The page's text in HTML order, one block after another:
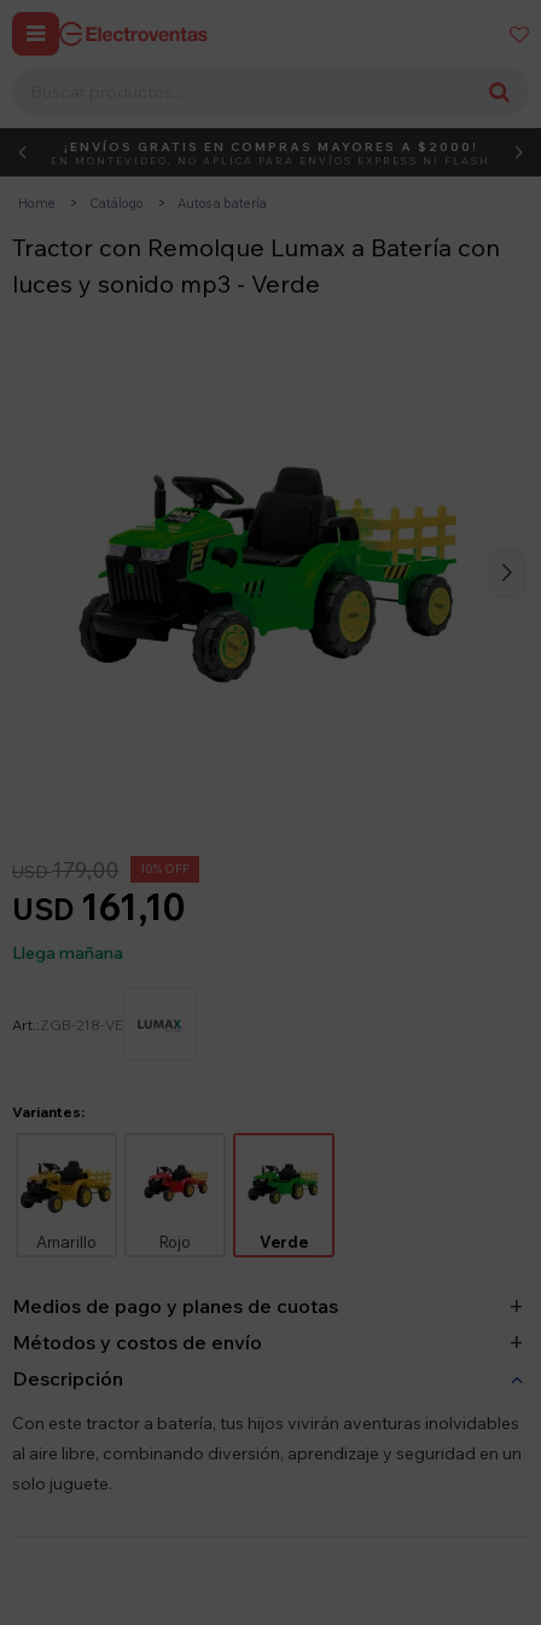
 
DEBUT ACTIVÁ EL CÓDIGO
¡ENVÍOS GRATIS EN COMPRAS MAYORES A $2000!
EN MONTEVIDEO, NO APLICA PARA ENVÍOS EXPRESS NI FLASH
Home Catálogo Autos a batería
Tractor con Remolque Lumax a Batería con
luces y sonido mp3 - Verde
USD 161,10
USD179,00 10
Llega mañana
ZGB-218-VE
Variantes:
Amarillo Rojo Verde
Medios de pago y planes de cuotas
Métodos y costos de envío
Descripción
Con este tractor a batería, tus hijos vivirán aventuras inolvidables
al aire libre, combinando diversión, aprendizaje y seguridad en un
solo juguete.